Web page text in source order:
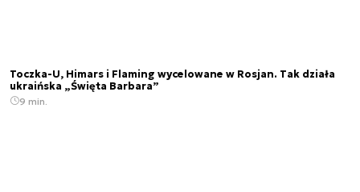
Toczka-U, Himars i Flaming wycelowane w Rosjan. Tak działa
ukraińska „Święta Barbara”
9 min.